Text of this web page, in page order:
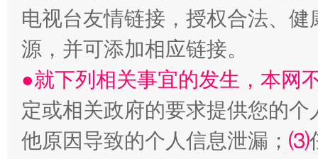
受贿1.44亿！段成刚被判无期 从幼
电视台友情链接，授权合法、
源，并可添加相应链接。
●就下列相关事宜的发生，本网
定或相关政府的要求提供您的个
他原因导致的个人信息泄漏； ⑶